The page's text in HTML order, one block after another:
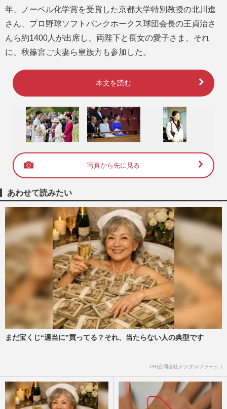
年、ノーベル化学賞を受賞した京都大学特別教授の北川進
さん、プロ野球ソフトバンクホークス球団会長の王貞治さ
んら約1400人が出席し、両陛下と長女の愛子さま、それ
に、秋篠宮ご夫妻ら皇族方も参加した。
本文を読む
写真から先に見る
あわせて読みたい
まだ宝くじ“適当に”買ってる？それ、当たらない人の典型です
PR(合同会社デジタルファーム )